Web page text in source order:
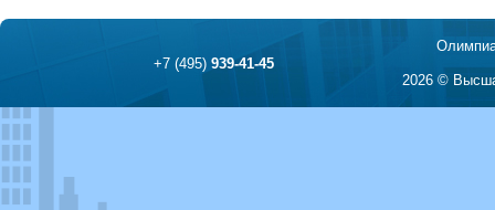
+7 (495)939-41-45
2026 ©